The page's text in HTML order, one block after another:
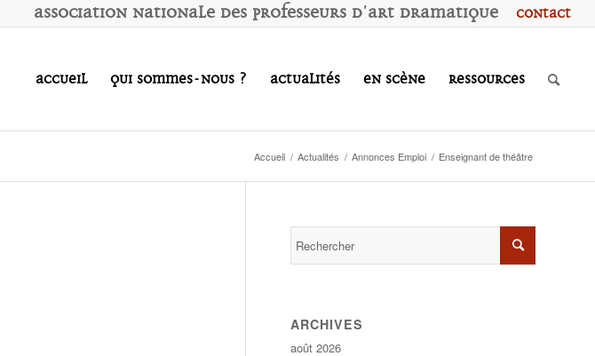
Contact
Association Nationale des Professeurs d'Art Dramatique
Accueil Qui sommes-nous ? Actualités En scène Ressources
Accueil / Actualités / Annonces Emploi / Enseignant de théâtre
ARCHIVES
août 2026